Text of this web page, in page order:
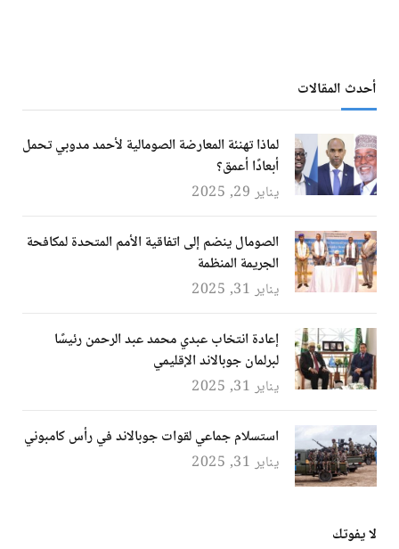
أحدث المقالات
لماذا تهنئة المعارضة الصومالية لأحمد مدوبي تحمل
أبعادًا أعمق؟
يناير 29, 2025
الصومال ينضم إلى اتفاقية الأمم المتحدة لمكافحة
الجريمة المنظمة
يناير 31, 2025
إعادة انتخاب عبدي محمد عبد الرحمن رئيسًا
لبرلمان جوبالاند الإقليمي
يناير 31, 2025
استسلام جماعي لقوات جوبالاند في رأس كامبوني
يناير 31, 2025
لا يفوتك